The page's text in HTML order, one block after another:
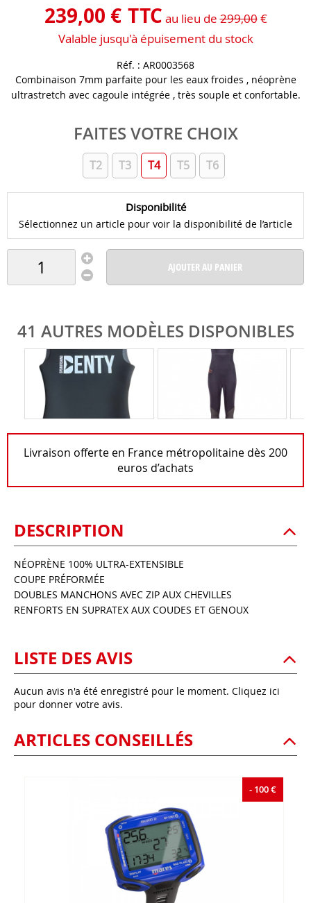
239,00 € TTC au lieu de299,00€
Valable jusqu'à épuisement du stock
Réf. : AR0003568
Combinaison 7mm parfaite pour les eaux froides , néoprène
ultrastretch avec cagoule intégrée , très souple et confortable.
FAITES VOTRE CHOIX
T2 T3 T4 T5 T6
Disponibilité
Sélectionnez un article pour voir la disponibilité de l’article
AJOUTER AU PANIER
Livraison offerte en France métropolitaine dès 200
euros d’achats
41 AUTRES MODÈLES DISPONIBLES
DESCRIPTION
NÉOPRÈNE 100% ULTRA-EXTENSIBLE
COUPE PRÉFORMÉE
DOUBLES MANCHONS AVEC ZIP AUX CHEVILLES
RENFORTS EN SUPRATEX AUX COUDES ET GENOUX
LISTE DES AVIS
Aucun avis n'a été enregistré pour le moment. Cliquez ici
pour donner votre avis.
ARTICLES CONSEILLÉS
- 100 €